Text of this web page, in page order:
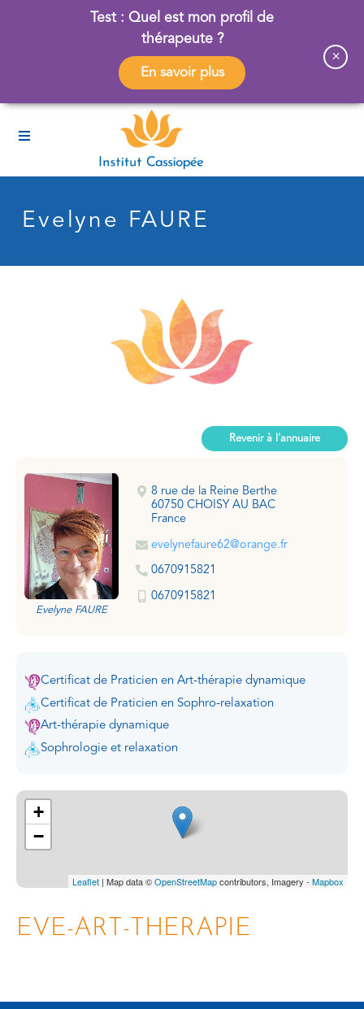
Test : Quel est mon profil de
thérapeute ?
En savoir plus
×
Evelyne FAURE
Revenir à l'annuaire
Evelyne FAURE
8 rue de la Reine Berthe
60750 CHOISY AU BAC
France
evelynefaure62@orange.fr
0670915821
0670915821
Certificat de Praticien en Art-thérapie dynamique
Certificat de Praticien en Sophro-relaxation
Art-thérapie dynamique
Sophrologie et relaxation
+
−
Leaflet | Map data ©OpenStreetMapcontributors, Imagery - Mapbox
EVE-ART-THERAPIE